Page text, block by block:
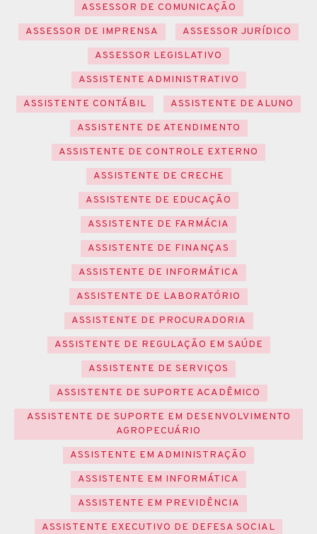
ASSESSOR DE COMUNICAÇÃO
ASSESSOR DE IMPRENSA
ASSESSOR JURÍDICO
ASSESSOR LEGISLATIVO
ASSISTENTE ADMINISTRATIVO
ASSISTENTE CONTÁBIL
ASSISTENTE DE ALUNO
ASSISTENTE DE ATENDIMENTO
ASSISTENTE DE CONTROLE EXTERNO
ASSISTENTE DE CRECHE
ASSISTENTE DE EDUCAÇÃO
ASSISTENTE DE FARMÁCIA
ASSISTENTE DE FINANÇAS
ASSISTENTE DE INFORMÁTICA
ASSISTENTE DE LABORATÓRIO
ASSISTENTE DE PROCURADORIA
ASSISTENTE DE REGULAÇÃO EM SAÚDE
ASSISTENTE DE SERVIÇOS
ASSISTENTE DE SUPORTE ACADÊMICO
ASSISTENTE DE SUPORTE EM DESENVOLVIMENTO
AGROPECUÁRIO
ASSISTENTE EM ADMINISTRAÇÃO
ASSISTENTE EM INFORMÁTICA
ASSISTENTE EM PREVIDÊNCIA
ASSISTENTE EXECUTIVO DE DEFESA SOCIAL